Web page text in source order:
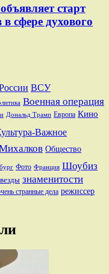
старт
сфере духового
ВСУ
Военная операция
Дональд Трамп Европа Кино
Важное
Общество
Фото Франция Шоубиз
знаменитости
странные дела режиссер